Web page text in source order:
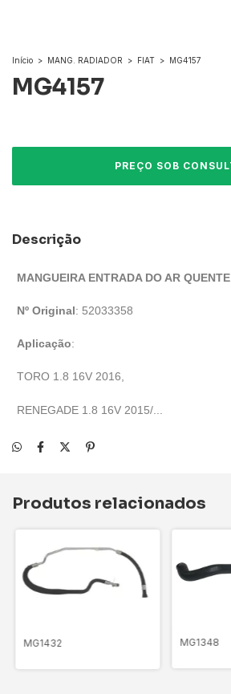
Início > MANG. RADIADOR > FIAT > MG4157
MG4157
Descrição
MANGUEIRA ENTRADA DO AR QUENTE
Nº Original: 52033358
Aplicação:
TORO 1.8 16V 2016,
RENEGADE 1.8 16V 2015/...
Produtos relacionados
MG1432
MG1348